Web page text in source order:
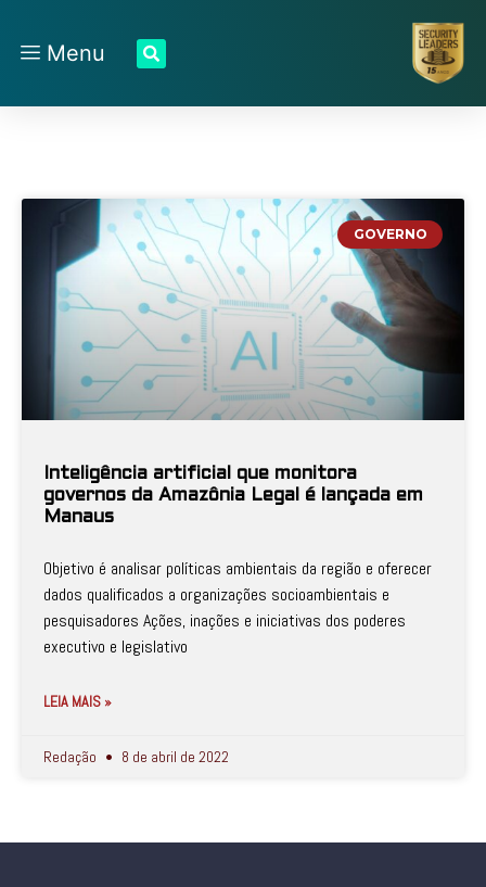
Menu
GOVERNO
Inteligência artificial que monitora
governos da Amazônia Legal é lançada em
Manaus
Objetivo é analisar políticas ambientais da região e oferecer
dados qualificados a organizações socioambientais e
pesquisadores Ações, inações e iniciativas dos poderes
executivo e legislativo
LEIA MAIS »
Redação 8 de abril de 2022